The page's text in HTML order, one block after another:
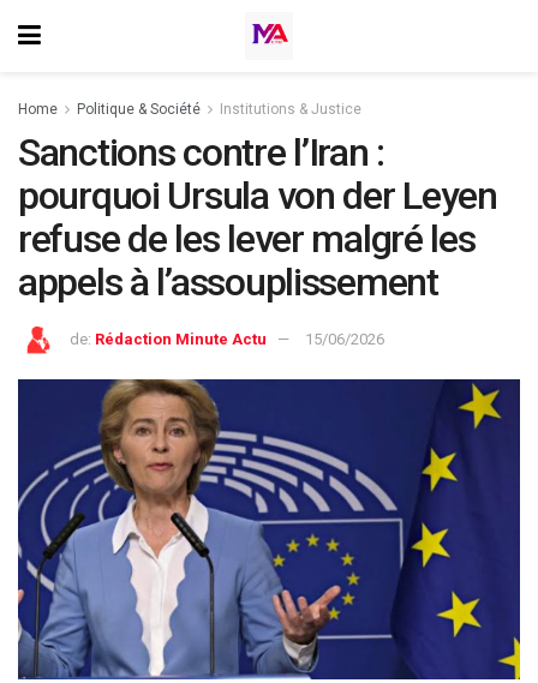
Home ⁠Politique & Société Institutions & Justice
Sanctions contre l’Iran :
pourquoi Ursula von der Leyen
refuse de les lever malgré les
appels à l’assouplissement
de: Rédaction Minute Actu 15/06/2026